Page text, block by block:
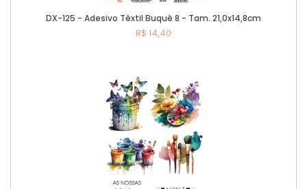
DX-125 - Adesivo Têxtil Buquê 8 - Tam. 21,0x14,8cm
R$ 14,40